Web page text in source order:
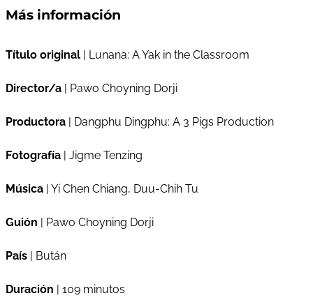
Más información
Título original | Lunana: A Yak in the Classroom
Director/a | Pawo Choyning Dorji
Productora | Dangphu Dingphu: A 3 Pigs Production
Fotografía | Jigme Tenzing
Música | Yi Chen Chiang, Duu-Chih Tu
Guión | Pawo Choyning Dorji
País | Bután
Duración | 109 minutos